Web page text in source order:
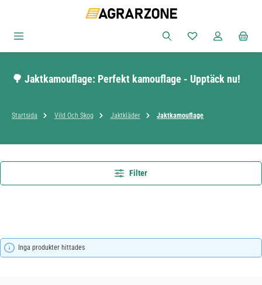
Du har 0 objekt i
🌳 Jaktkamouflage: Perfekt kamouflage - Upptäck nu!
Startsida Vild Och Skog Jaktkläder Jaktkamouflage
Filter
Inga produkter hittades